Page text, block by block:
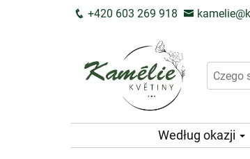
+420 603 269 918
Według okazji